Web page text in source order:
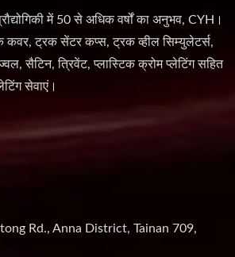
में 50 से अधिक वर्षों का अनुभव, CYH।
कवर, ट्रक सेंटर कप्स, ट्रक व्हील सिम्युलेटर्स,
सैटिन, त्रिवेंट, प्लास्टिक क्रोम प्लेटिंग सहित
सेवाएं।
Rd., Anna District, Tainan 709,